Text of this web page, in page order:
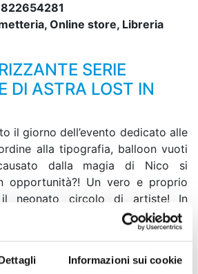
Informazioni sui cookie
Online store, Libreria
SERIE
DI ASTRA LOST IN
il giorno dell’evento dedicato alle
alla tipografia, balloon vuoti
dalla magia di Nico si
opportunità?! Un vero e proprio
il neonato circolo di artiste! In
prende una piega inaspettata
una sua vecchia conoscenza,